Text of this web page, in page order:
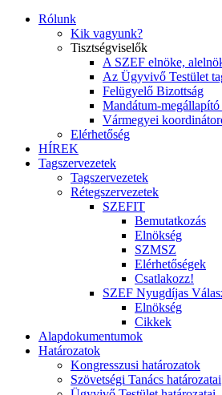
Rólunk
Kik vagyunk?
Tisztségviselők
A SZEF elnöke,
Az Ügyvivő Testület
Felügyelő Bizottság
Mandátum-
Vármegyei
Elérhetőség
HÍREK
Tagszervezetek
Tagszervezetek
Rétegszervezetek
SZEFIT
Bemutatkozás
Elnökség
SZMSZ
Elérhetőségek
Csatlakozz!
SZEF Nyugdíjas
Elnökség
Cikkek
Alapdokumentumok
Határozatok
Kongresszusi határozatok
Szövetségi Tanács határozatai